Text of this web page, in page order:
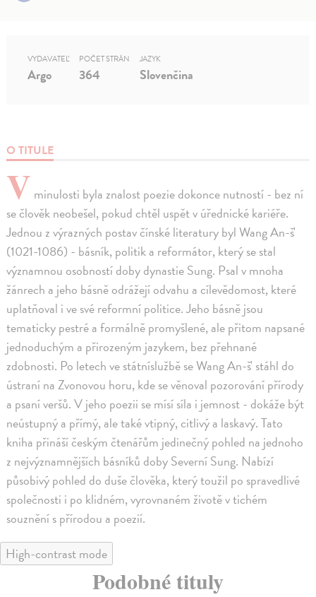
O TITULE
V minulosti byla znalost poezie dokonce nutností - bez ní
se člověk neobešel, pokud chtěl uspět v úřednické kariéře.
Jednou z výrazných postav čínské literatury byl Wang An-š'
(1021-1086) - básník, politik a reformátor, který se stal
významnou osobností doby dynastie Sung. Psal v mnoha
žánrech a jeho básně odrážejí odvahu a cílevědomost, které
uplatňoval i ve své reformní politice. Jeho básně jsou
tematicky pestré a formálně promyšlené, ale přitom napsané
jednoduchým a přirozeným jazykem, bez přehnané
zdobnosti. Po letech ve státníslužbě se Wang An-š' stáhl do
ústraní na Zvonovou horu, kde se věnoval pozorování přírody
a psaní veršů. V jeho poezii se mísí síla i jemnost - dokáže být
neústupný a přímý, ale také vtipný, citlivý a laskavý. Tato
kniha přináší českým čtenářům jedinečný pohled na jednoho
z nejvýznamnějších básníků doby Severní Sung. Nabízí
působivý pohled do duše člověka, který toužil po spravedlivé
společnosti i po klidném, vyrovnaném životě v tichém
souznění s přírodou a poezií.
VYDAVATEĽ
Argo
POČET STRÁN
364
JAZYK
Slovenčina
High-contrast mode
Podobné tituly